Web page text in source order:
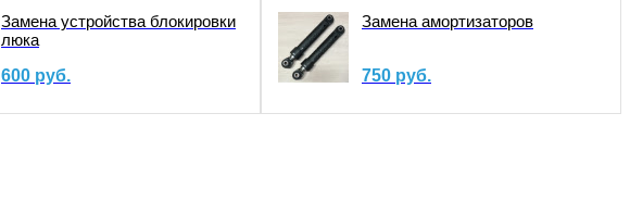
Замена устройства блокировки
люка
600 руб.
Замена амортизаторов
750 руб.